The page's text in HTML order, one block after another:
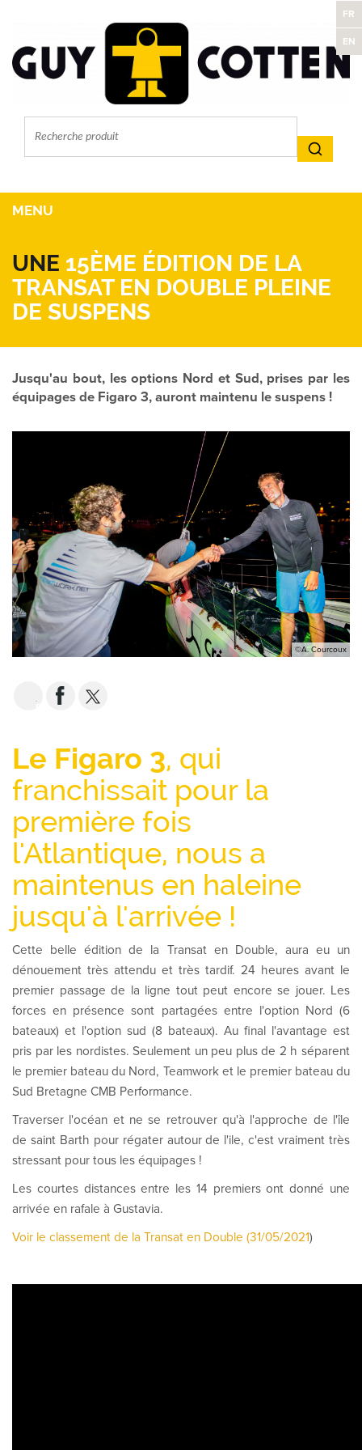
FR
EN
MENU
UNE 15ÈME ÉDITION DE LA
TRANSAT EN DOUBLE PLEINE
DE SUSPENS
Jusqu'au bout, les options Nord et Sud, prises par les
équipages de Figaro 3, auront maintenu le suspens !
©A. Courcoux
EMAIL
Le Figaro 3, qui
franchissait pour la
première fois
l'Atlantique, nous a
maintenus en haleine
jusqu'à l'arrivée !
Cette belle édition de la Transat en Double, aura eu un
dénouement très attendu et très tardif. 24 heures avant le
premier passage de la ligne tout peut encore se jouer. Les
forces en présence sont partagées entre l'option Nord (6
bateaux) et l'option sud (8 bateaux). Au final l'avantage est
pris par les nordistes. Seulement un peu plus de 2 h séparent
le premier bateau du Nord, Teamwork et le premier bateau du
Sud Bretagne CMB Performance.
Traverser l'océan et ne se retrouver qu'à l'approche de l'île
de saint Barth pour régater autour de l'ile, c'est vraiment très
stressant pour tous les équipages !
Les courtes distances entre les 14 premiers ont donné une
arrivée en rafale à Gustavia.
Voir le classement de la Transat en Double (31/05/2021)